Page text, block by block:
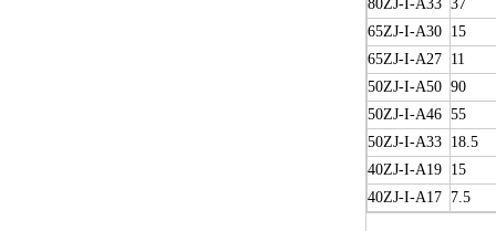
80ZJ-I-A33 37
65ZJ-I-A30 15
65ZJ-I-A27 11
50ZJ-I-A50 90
50ZJ-I-A46 55
50ZJ-I-A33 18.5
40ZJ-I-A19 15
40ZJ-I-A17 7.5